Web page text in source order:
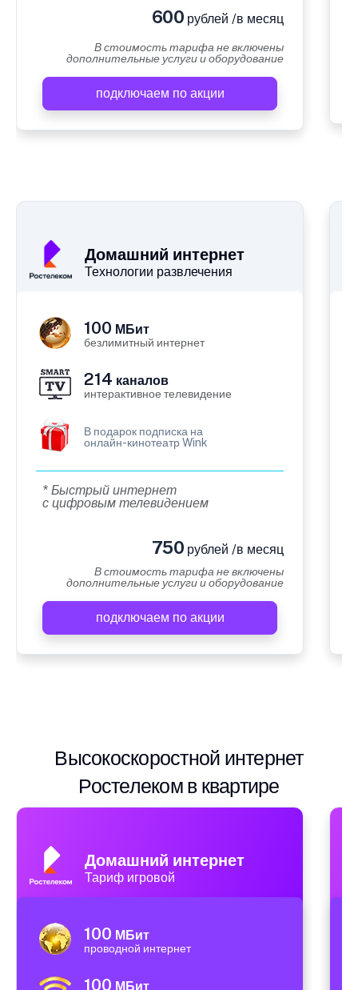
600 рублей /в месяц
В стоимость тарифа не включены
дополнительные услуги и оборудование
подключаем по акции
Домашний интернет
Технологии развлечения
100 МБит
безлимитный интернет
214 каналов
интерактивное телевидение
В подарок подписка на
онлайн-кинотеатр Wink
* Быстрый интернет
с цифровым телевидением
750 рублей /в месяц
В стоимость тарифа не включены
дополнительные услуги и оборудование
подключаем по акции
Высокоскоростной интернет
Ростелеком в квартире
Домашний интернет
Тариф игровой
100 МБит
проводной интернет
100 МБит